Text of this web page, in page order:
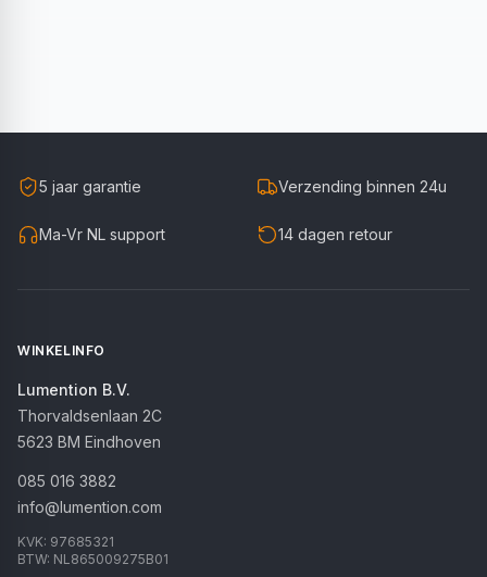
5 jaar garantie Verzending binnen 24u
Ma-Vr NL support 14 dagen retour
WINKELINFO
Lumention B.V.
Thorvaldsenlaan 2C
5623 BM Eindhoven
085 016 3882
info@lumention.com
KVK: 97685321
BTW: NL865009275B01